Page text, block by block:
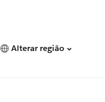
Alterar região